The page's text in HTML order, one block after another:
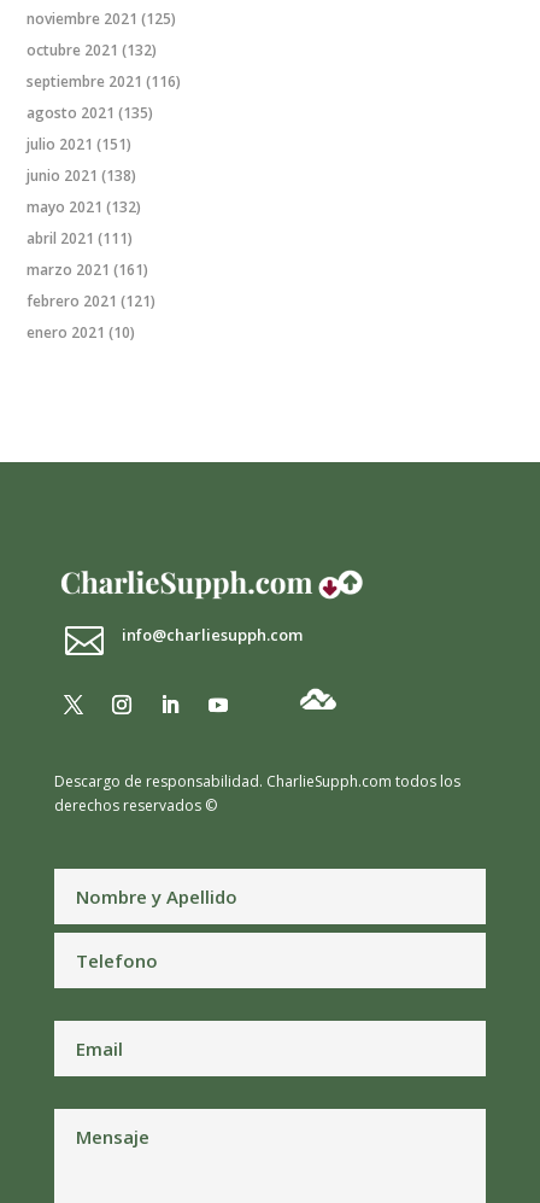
noviembre 2021 (125)
octubre 2021 (132)
septiembre 2021 (116)
agosto 2021 (135)
julio 2021 (151)
junio 2021 (138)
mayo 2021 (132)
abril 2021 (111)
marzo 2021 (161)
febrero 2021 (121)
enero 2021 (10)
 info@charliesupph.com
Descargo de responsabilidad. CharlieSupph.com todos los
derechos reservados ©